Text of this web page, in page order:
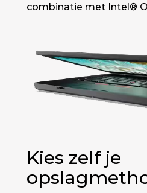
combinatie met Intel®
Kies zelf je